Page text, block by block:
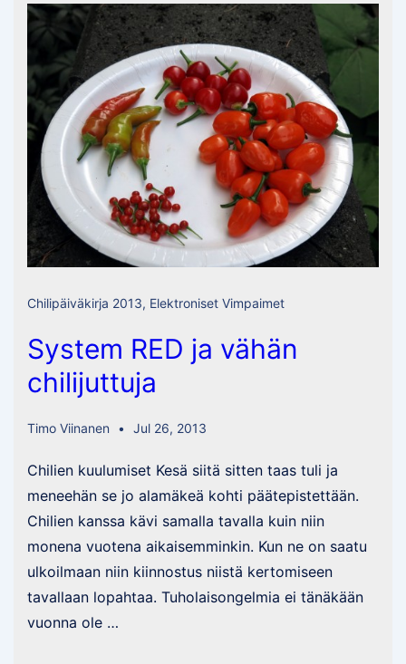
Chilipäiväkirja 2013, Elektroniset Vimpaimet
System RED ja vähän
chilijuttuja
Timo Viinanen Jul 26, 2013
Chilien kuulumiset Kesä siitä sitten taas tuli ja
meneehän se jo alamäkeä kohti päätepistettään.
Chilien kanssa kävi samalla tavalla kuin niin
monena vuotena aikaisemminkin. Kun ne on saatu
ulkoilmaan niin kiinnostus niistä kertomiseen
tavallaan lopahtaa. Tuholaisongelmia ei tänäkään
vuonna ole …